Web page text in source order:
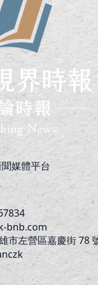
媒體平台
bnb.com
市左營區嘉慶街 78